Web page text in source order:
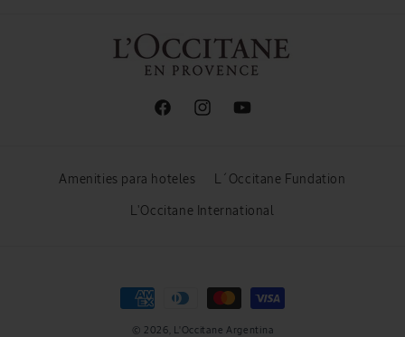
FacebookInstagramYouTube
Amenities para hoteles L´Occitane Fundation
L'Occitane International
Formas
© 2026, L'Occitane Argentina